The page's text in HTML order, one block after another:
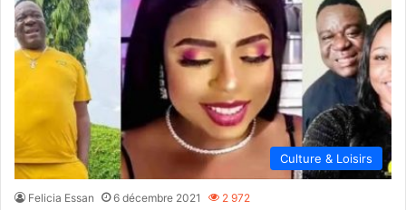
Culture & Loisirs
Felicia Essan 6 décembre 2021 2 972